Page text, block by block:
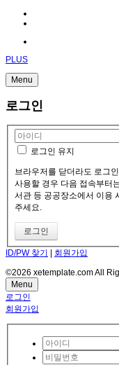
PLUS
Menu
로그인
로그인 유지
브라우저를 닫더라도 로그
사용할 경우 다음 접속부터
서관 등 공공장소에서 이용
주세요.
ID/PW 찾기 | 회원가입
©2026 xetemplate.com All
Menu
로그인
회원가입